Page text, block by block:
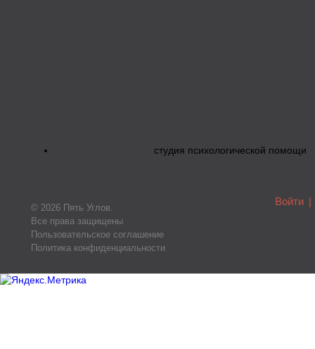
студия психологической помощи
© 2026 Пять Углов.
Все права защищены
Пользовательское соглашение
Политика конфиденциальности
Войти